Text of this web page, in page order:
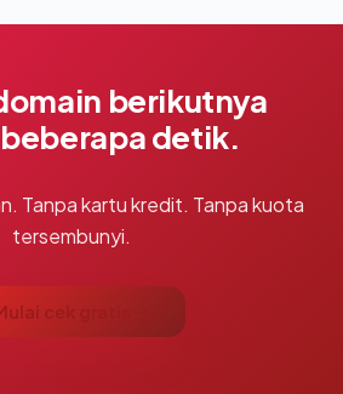
berikutnya
detik.
Tanpa kartu kredit. Tanpa kuota
tersembunyi.
cek gratis →